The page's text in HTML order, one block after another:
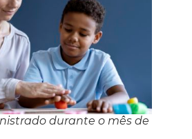
durante o mês de